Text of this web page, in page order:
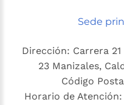
Sede
Dirección: Carrera
23 Manizales,
Código
Horario de